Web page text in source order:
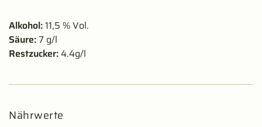
Alkohol:11,5 % Vol.
Säure:7 g/l
Restzucker:4.4g/l
Nährwerte